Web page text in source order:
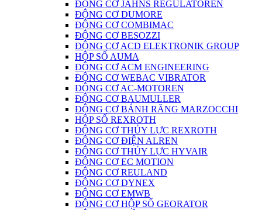
ĐỘNG CƠ JAHNS REGULATOREN
ĐỘNG CƠ DUMORE
ĐỘNG CƠ COMBIMAC
ĐỘNG CƠ BESOZZI
ĐỘNG CƠ ACD ELEKTRONIK GROUP
HỘP SỐ AUMA
ĐỘNG CƠ ACM ENGINEERING
ĐỘNG CƠ WEBAC VIBRATOR
ĐỘNG CƠ AC-MOTOREN
ĐỘNG CƠ BAUMULLER
ĐỘNG CƠ BÁNH RĂNG MARZOCCHI
HỘP SỐ REXROTH
ĐỘNG CƠ THỦY LỰC REXROTH
ĐỘNG CƠ ĐIỆN ALREN
ĐỘNG CƠ THỦY LỰC HYVAIR
ĐỘNG CƠ EC MOTION
ĐỘNG CƠ REULAND
ĐỘNG CƠ DYNEX
ĐỘNG CƠ EMWB
ĐỘNG CƠ HỘP SỐ GEORATOR